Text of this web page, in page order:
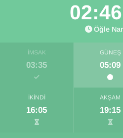
Öğle
İMSAK
03:35
GÜNEŞ
05:09
İKINDI
16:05
AKŞAM
19:15